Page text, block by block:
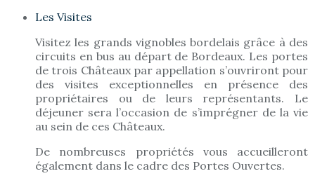
Les Visites
Visitez les grands vignobles bordelais grâce à des
circuits en bus au départ de Bordeaux. Les portes
de trois Châteaux par appellation s’ouvriront pour
des visites exceptionnelles en présence des
propriétaires ou de leurs représentants. Le
déjeuner sera l’occasion de s’imprégner de la vie
au sein de ces Châteaux.
De nombreuses propriétés vous accueilleront
également dans le cadre des Portes Ouvertes.